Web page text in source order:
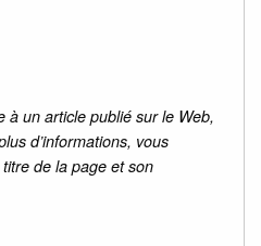
à un article publié sur le Web,
d’informations, vous
de la page et son